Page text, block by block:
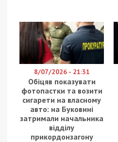
8/07/2026 - 21:31
Обіцяв показувати
фотопастки та возити
сигарети на власному
авто: на Буковині
затримали начальника
відділу
прикордонзагону